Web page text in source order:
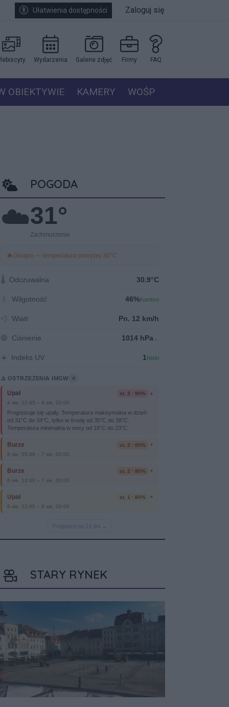
Ułatwienia dostępności Zaloguj się
Wydarzenia Galerie zdjęć Firmy FAQ
OBIEKTYWIE KAMERY WOŚP
POGODA
STARY RYNEK